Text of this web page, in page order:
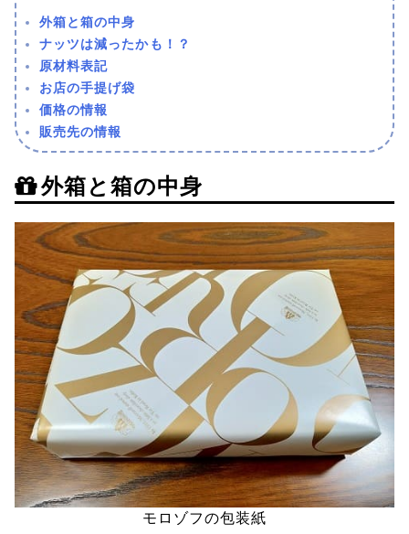
外箱と箱の中身
ナッツは減ったかも！？
原材料表記
お店の手提げ袋
価格の情報
販売先の情報
外箱と箱の中身
モロゾフの包装紙